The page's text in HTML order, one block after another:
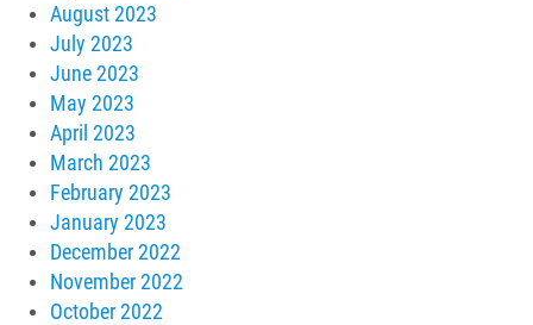
August 2023
July 2023
June 2023
May 2023
April 2023
March 2023
February 2023
January 2023
December 2022
November 2022
October 2022